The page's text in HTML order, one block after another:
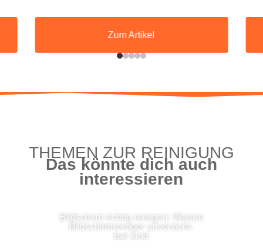
Zum Arti­kel
THE­MEN ZUR REINIGUNG
Das könn­te dich auch
interessieren
Bild­schirm rich­tig rei­ni­gen: War­um
Bild­schirm­rei­ni­ger unver­zicht­
bar sind